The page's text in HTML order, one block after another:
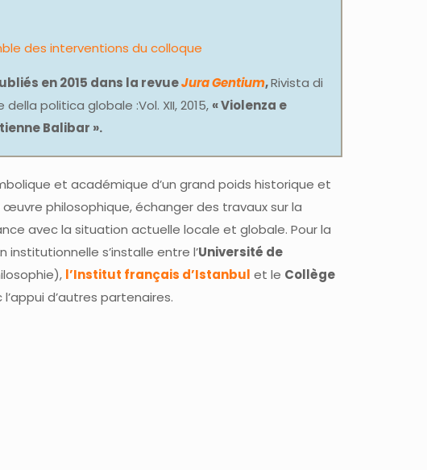
des interventions du colloque
en 2015 dans la revueJura Gentium,Rivista di
politica globale :Vol. XII, 2015, « Violenza e
Balibar ».
et académique d’un grand poids historique et
philosophique, échanger des travaux sur la
avec la situation actuelle locale et globale. Pour la
s’installe entre l’Université de
l’Institut français d’Istanbul et le Collège
l’appui d’autres partenaires.